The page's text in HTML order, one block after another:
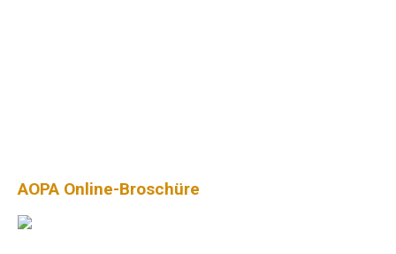
AOPA Online-Broschüre